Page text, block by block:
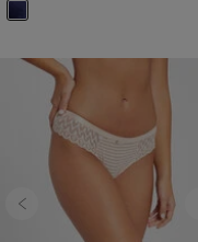
Previous